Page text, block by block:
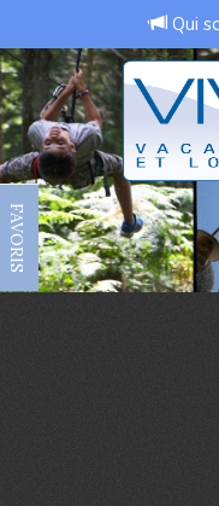
Qui
FAVORIS